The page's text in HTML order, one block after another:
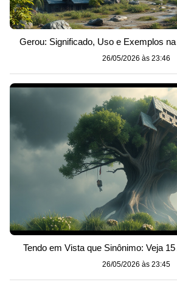
Gerou: Significado, Uso e Exemplos
26/05/2026 às 23:46
Tendo em Vista que Sinônimo: Veja
26/05/2026 às 23:45